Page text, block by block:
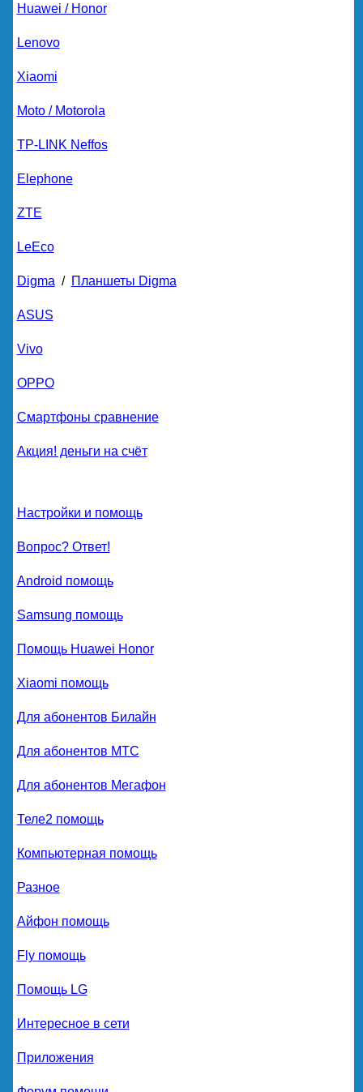
Huawei / Honor
Lenovo
Xiaomi
Moto / Motorola
TP-LINK Neffos
Elephone
ZTE
LeEco
Digma / Планшеты Digma
ASUS
Vivo
OPPO
Смартфоны сравнение
Акция! деньги на счёт
Настройки и помощь
Вопрос? Ответ!
Android помощь
Samsung помощь
Помощь Huawei Honor
Xiaomi помощь
Для абонентов Билайн
Для абонентов МТС
Для абонентов Мегафон
Теле2 помощь
Компьютерная помощь
Разное
Айфон помощь
Fly помощь
Помощь LG
Интересное в сети
Приложения